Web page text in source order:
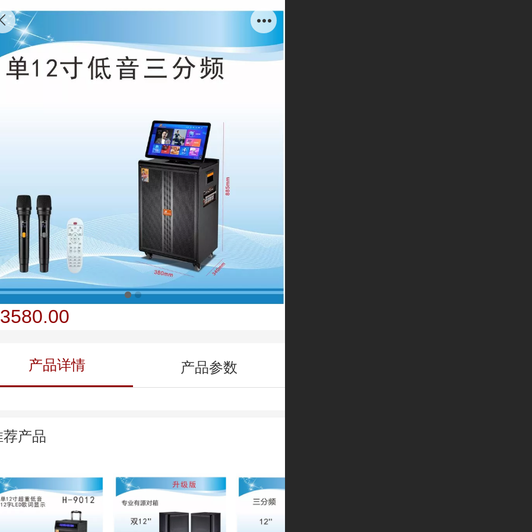
外/家庭高端专业演出音响K歌直播视频音响
8962
产品详情 产品参数
荐产品